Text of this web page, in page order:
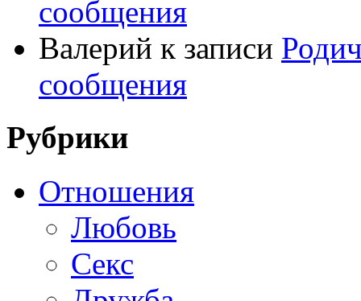
сообщения
Валерий к записи
сообщения
Рубрики
Отношения
Любовь
Секс